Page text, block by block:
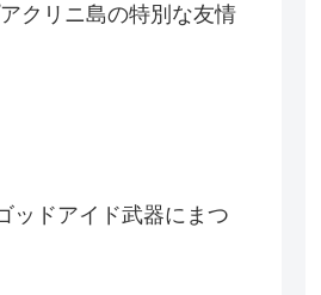
クリニ島の特別な友情
ッドアイド武器にまつ